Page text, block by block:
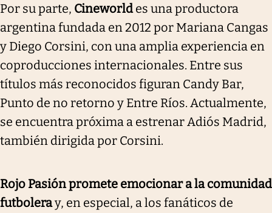
Por su parte, Cineworldes una productora
argentina fundada en 2012 por Mariana Cangas
y Diego Corsini, con una amplia experiencia en
coproducciones internacionales. Entre sus
títulos más reconocidos figuran Candy Bar,
Punto de no retorno y Entre Ríos. Actualmente,
se encuentra próxima a estrenar Adiós Madrid,
también dirigida por Corsini.
Rojo Pasión promete emocionar a la comunidad
futboleray, en especial, a los fanáticos de